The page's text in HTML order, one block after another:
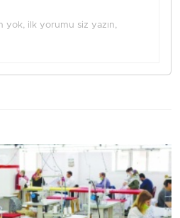
yok, ilk yorumu siz yazın,